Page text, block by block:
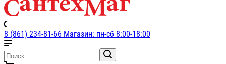
8 (861) 234-81-66 Магазин: пн-сб 8:00-18:00